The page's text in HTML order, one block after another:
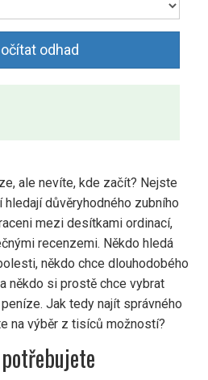
odhad
ale nevíte, kde začít? Nejste
důvěryhodného zubního
mezi desítkami ordinací,
recenzemi. Někdo hledá
někdo chce dlouhodobého
někdo si prostě chce vybrat
Jak tedy najít správného
na výběr z tisíců možností?